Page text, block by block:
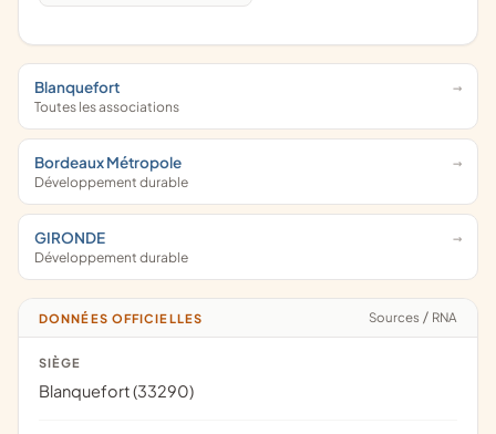
Blanquefort
Toutes les associations
Bordeaux Métropole
Développement durable
GIRONDE
Développement durable
DONNÉES OFFICIELLES Sources / RNA
SIÈGE
Blanquefort (33290)